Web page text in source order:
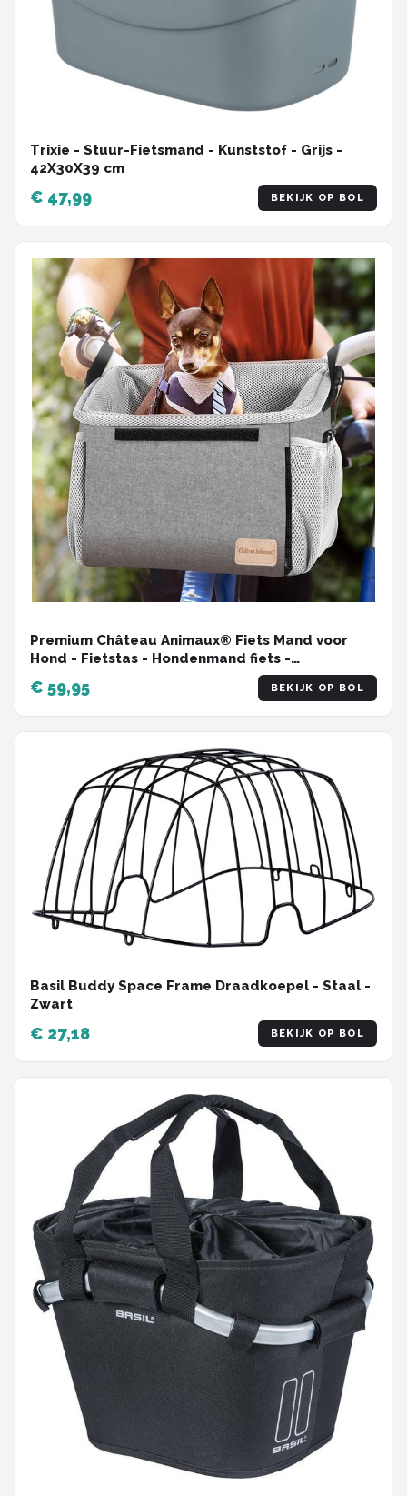
Trixie - Stuur-Fietsmand - Kunststof - Grijs -
42X30X39 cm
€ 47,99 BEKIJK OP BOL
Premium Château Animaux® Fiets Mand voor
Hond - Fietstas - Hondenmand fiets -
Multifunctionele Afneembare Fiets Tas -
Schoudertas - Rugtas voor Dier - Fietsmand
Hond Voorop - 30x40x35
€ 59,95 BEKIJK OP BOL
Basil Buddy Space Frame Draadkoepel - Staal -
Zwart
€ 27,18 BEKIJK OP BOL